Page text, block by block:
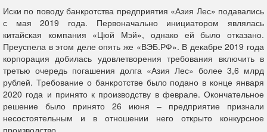
Иски по поводу банкротства предприятия «Азия Лес» подавались
с мая 2019 года. Первоначально инициатором являлась
китайская компания «Цюй Мэй», однако ей было отказано.
Преуспела в этом деле опять же «ВЭБ.РФ». В декабре 2019 года
корпорация добилась удовлетворения требования включить в
третью очередь погашения долга «Азия Лес» более 3,6 млрд
рублей. Требование о банкротстве было подано в конце января
2020 года и принято к производству в феврале. Окончательное
решение было принято 26 июня – предприятие признали
несостоятельным и в отношении него открыто конкурсное